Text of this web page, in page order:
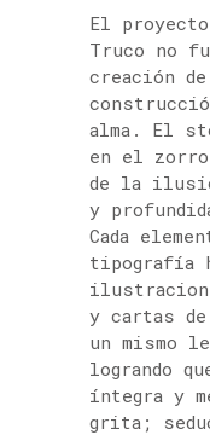
El
Truco no
creación
alma. El
en el zorro
de la
y
Cada
tipografía
y cartas
un mismo
logrando
íntegra y
grita;